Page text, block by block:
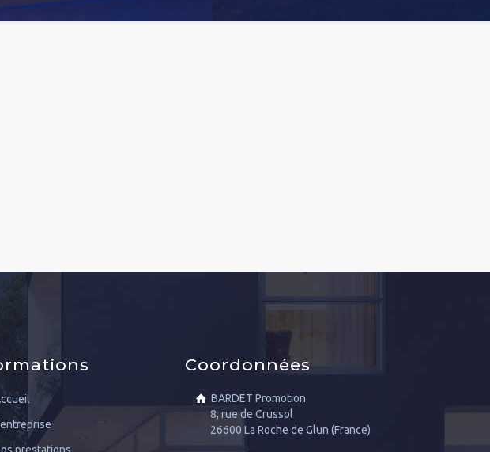
Coordonnées
BARDET Promotion
8, rue de Crussol
26600 La Roche de Glun (France)